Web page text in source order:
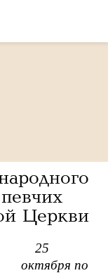
Церкви
25
октября по